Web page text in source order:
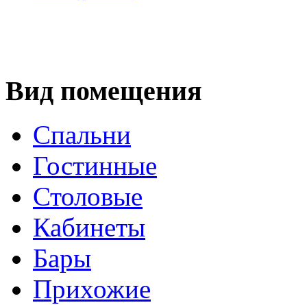
Вид помещения
Спальни
Гостинные
Столовые
Кабинеты
Бары
Прихожие